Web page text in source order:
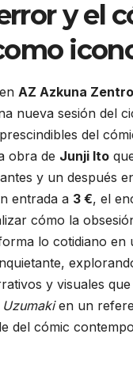
y el
AZ Azkuna
nueva sesión del
del
obra de Junji Ito
y un después
entrada a 3 €, el
cómo la
lo cotidiano en
y visuales
Uzumakien un
del cómic